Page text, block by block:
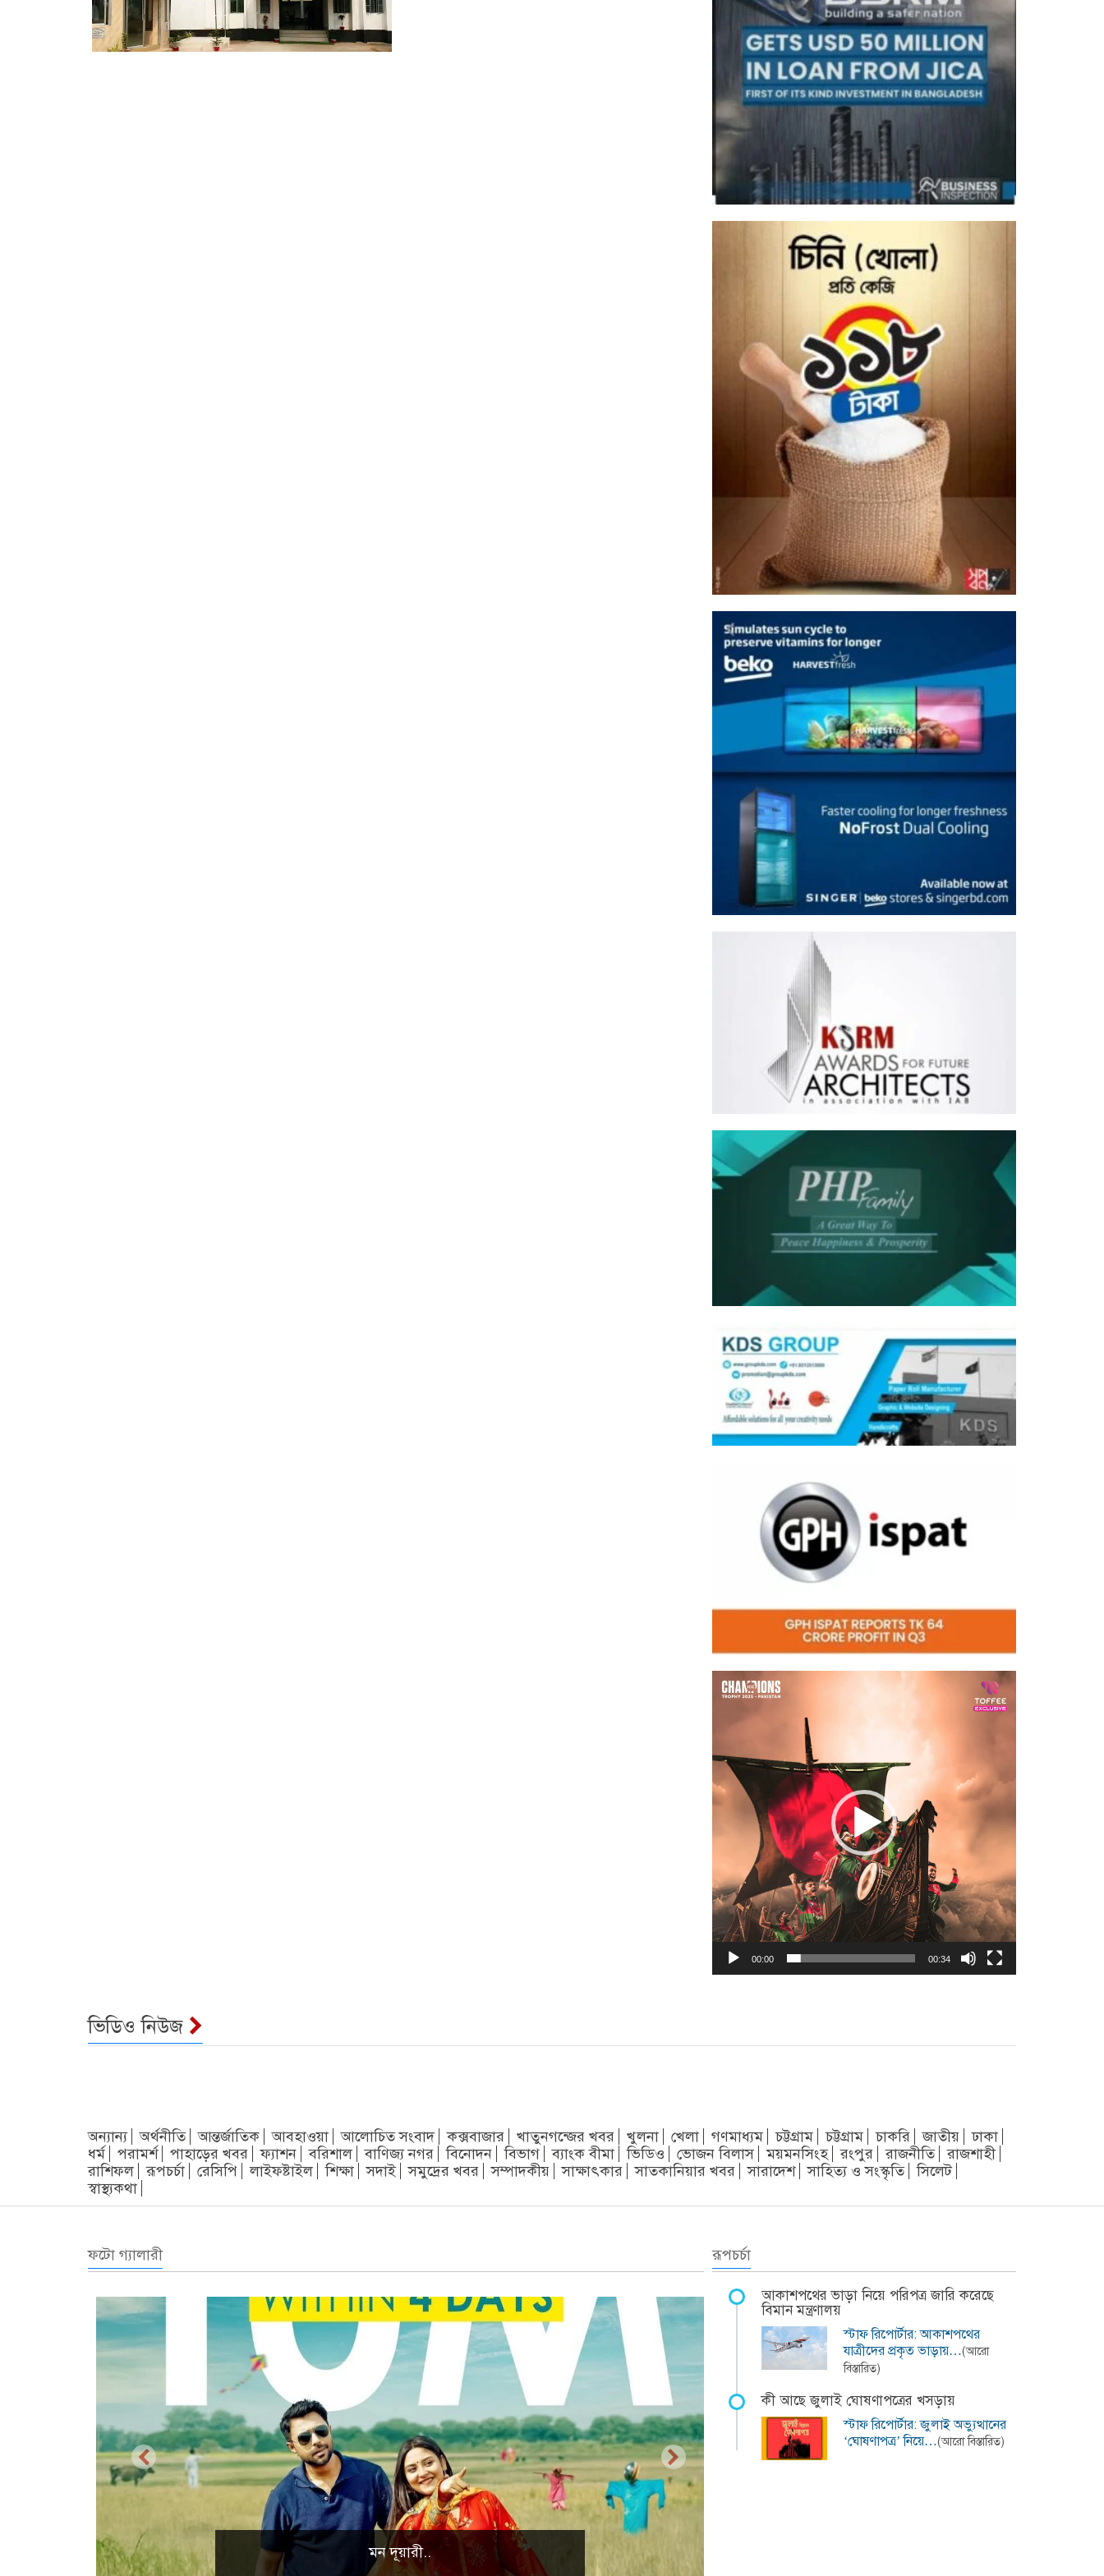
Video
Player
00:00 00:34
ভিডিও নিউজ
অন্যান্য অর্থনীতি আন্তর্জাতিক আবহাওয়া আলোচিত সংবাদ কক্সবাজার খাতুনগন্জের খবর খুলনা খেলা গণমাধ্যম চট্টগ্রাম চট্টগ্রাম চাকরি জাতীয়
ঢাকা
ধর্ম
পরামর্শ পাহাড়ের খবর ফ্যাশন বরিশাল বাণিজ্য নগর বিনোদন বিভাগ ব্যাংক বীমা ভিডিও ভোজন বিলাস ময়মনসিংহ রংপুর রাজনীতি
রাজশাহী
রাশিফল
রূপচর্চা রেসিপি লাইফষ্টাইল শিক্ষা সদাই সমুদ্রের খবর সম্পাদকীয় সাক্ষাৎকার সাতকানিয়ার খবর সারাদেশ সাহিত্য ও সংস্কৃতি
সিলেট
স্বাস্থ্যকথা
ফটো গ্যালারী
প্রাকৃতিক দৃশ্য
রূপচর্চা
আকাশপথের ভাড়া নিয়ে পরিপত্র জারি করেছে
বিমান মন্ত্রণালয়
স্টাফ রিপোর্টার: আকাশপথের
যাত্রীদের প্রকৃত ভাড়ায়…(আরো
বিস্তারিত)
কী আছে জুলাই ঘোষণাপত্রের খসড়ায়
স্টাফ রিপোর্টার: জুলাই অভ্যুত্থানের
‘ঘোষণাপত্র’ নিয়ে…(আরো বিস্তারিত)